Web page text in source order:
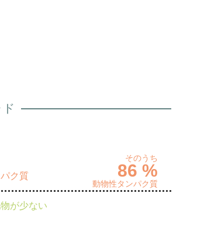
ク質
そのうち
86 %
動物性タンパク質
が少ない